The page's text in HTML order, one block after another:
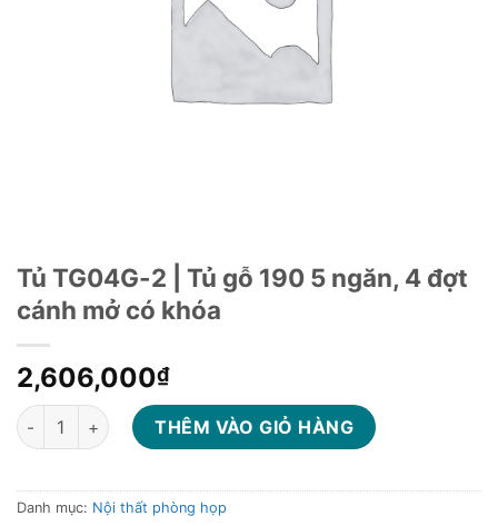
Tủ TG04G-2 | Tủ gỗ 190 5 ngăn, 4 đợt
cánh mở có khóa
2,606,000₫
Tủ TG04G-2 | Tủ gỗ 190 5 ngăn, 4 đợt cánh mở có khóa số
THÊM VÀO GIỎ HÀNG
Danh mục: Nội thất phòng họp